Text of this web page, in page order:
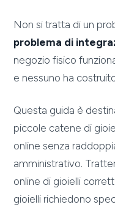
Non si tratta di un
problema di
negozio fisico
e nessuno ha
Questa guida è
piccole catene di
online senza
amministrativo.
online di gioielli
gioielli richiedono